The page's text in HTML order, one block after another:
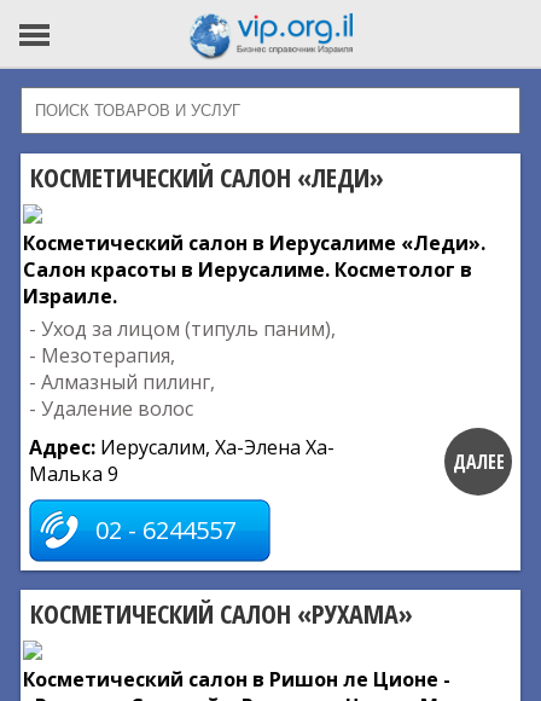
КОСМЕТИЧЕСКИЙ САЛОН «ЛЕДИ»
Косметический салон в Иерусалиме «Леди».
Салон красоты в Иерусалиме. Косметолог в
Израиле.
- Уход за лицом (типуль паним),
- Мезотерапия,
- Алмазный пилинг,
- Удаление волос
Адрес: Иерусалим, Ха-Элена Ха-
Малька 9
02 - 6244557
ДАЛЕЕ
КОСМЕТИЧЕСКИЙ САЛОН «РУХАМА»
Косметический салон в Ришон ле Ционе -